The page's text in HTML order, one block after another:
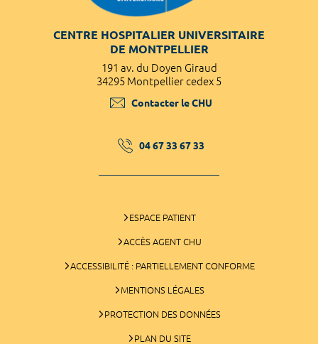
CENTRE HOSPITALIER UNIVERSITAIRE
DE MONTPELLIER
191 av. du Doyen Giraud
34295 Montpellier cedex 5
Contacter le CHU
04 67 33 67 33
ESPACE PATIENT
ACCÈS AGENT CHU
ACCESSIBILITÉ : PARTIELLEMENT CONFORME
MENTIONS LÉGALES
PROTECTION DES DONNÉES
PLAN DU SITE